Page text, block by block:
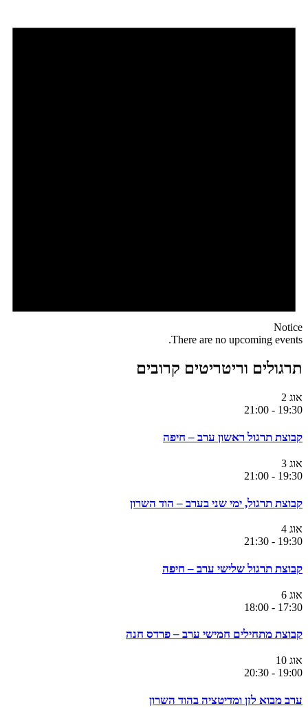
Notice
There are no upcoming events.
תרגולים וריטריטים קרובים
אוג 2
19:30
-
21:00
קבוצת תרגול ראשון ערב – חיפה
אוג 3
19:30
-
21:00
קבוצת תרגול, ימי שני בערב – הוד השרון
אוג 4
19:30
-
21:30
קבוצת תרגול שלישי ערב – חיפה
אוג 6
17:30
-
18:00
קבוצת מתחילים חמישי ערב – פרדס חנה
אוג 10
19:00
-
20:30
ערב מבוא לזן ומדיטציה בהוד השרון